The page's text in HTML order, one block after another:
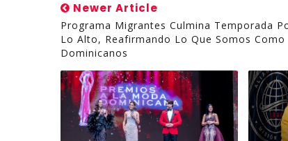
Newer Article
Programa Migrantes Culmina Temporada
Lo Alto, Reafirmando Lo Que Somos Como
Dominicanos